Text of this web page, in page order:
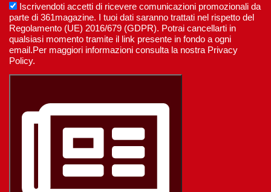
Iscrivendoti accetti di ricevere comunicazioni promozionali da
parte di 361magazine. I tuoi dati saranno trattati nel rispetto del
Regolamento (UE) 2016/679 (GDPR). Potrai cancellarti in
qualsiasi momento tramite il link presente in fondo a ogni
email.Per maggiori informazioni consulta la nostra Privacy
Policy.